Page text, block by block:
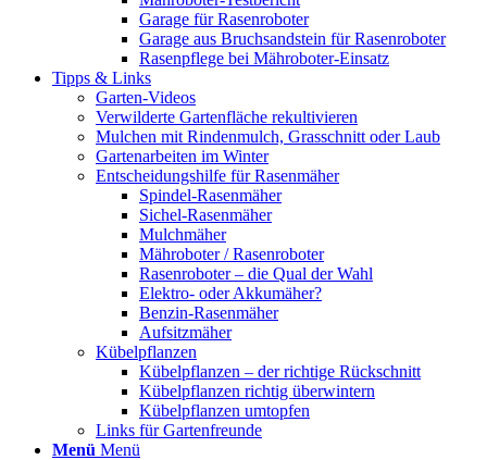
Garage für Rasenroboter
Garage aus Bruchsandstein für Rasenroboter
Rasenpflege bei Mähroboter-Einsatz
Tipps & Links
Garten-Videos
Verwilderte Gartenfläche rekultivieren
Mulchen mit Rindenmulch, Grasschnitt oder Laub
Gartenarbeiten im Winter
Entscheidungshilfe für Rasenmäher
Spindel-Rasenmäher
Sichel-Rasenmäher
Mulchmäher
Mähroboter / Rasenroboter
Rasenroboter – die Qual der Wahl
Elektro- oder Akkumäher?
Benzin-Rasenmäher
Aufsitzmäher
Kübelpflanzen
Kübelpflanzen – der richtige Rückschnitt
Kübelpflanzen richtig überwintern
Kübelpflanzen umtopfen
Links für Gartenfreunde
Menü Menü